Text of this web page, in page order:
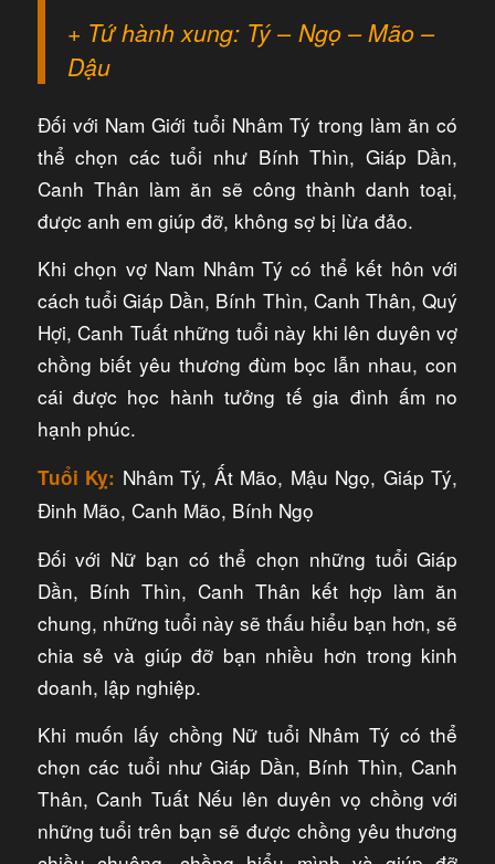
+ Tứ hành xung: Tý – Ngọ – Mão –
Dậu
Đối với Nam Giới tuổi Nhâm Tý trong làm ăn có
thể chọn các tuổi như Bính Thìn, Giáp Dần,
Canh Thân làm ăn sẽ công thành danh toại,
được anh em giúp đỡ, không sợ bị lừa đảo.
Khi chọn vợ Nam Nhâm Tý có thể kết hôn với
cách tuổi Giáp Dần, Bính Thìn, Canh Thân, Quý
Hợi, Canh Tuất những tuổi này khi lên duyên vợ
chồng biết yêu thương đùm bọc lẫn nhau, con
cái được học hành tưởng tế gia đình ấm no
hạnh phúc.
Tuổi Kỵ: Nhâm Tý, Ất Mão, Mậu Ngọ, Giáp Tý,
Đinh Mão, Canh Mão, Bính Ngọ
Đối với Nữ bạn có thể chọn những tuổi Giáp
Dần, Bính Thìn, Canh Thân kết hợp làm ăn
chung, những tuổi này sẽ thấu hiểu bạn hơn, sẽ
chia sẻ và giúp đỡ bạn nhiều hơn trong kinh
doanh, lập nghiệp.
Khi muốn lấy chồng Nữ tuổi Nhâm Tý có thể
chọn các tuổi như Giáp Dần, Bính Thìn, Canh
Thân, Canh Tuất Nếu lên duyên vọ chồng với
những tuổi trên bạn sẽ được chồng yêu thương